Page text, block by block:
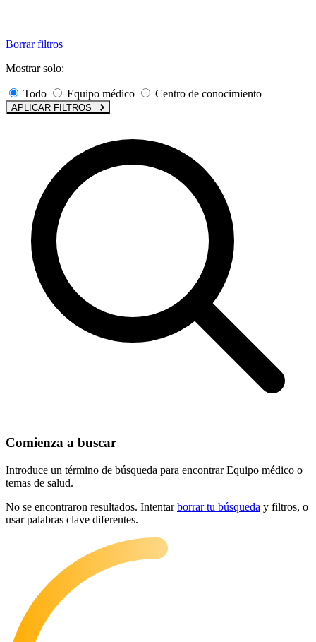
Borrar filtros
Mostrar solo:
Todo Equipo médico Centro de conocimiento
APLICAR FILTROS
Comienza a buscar
Introduce un término de búsqueda para encontrar Equipo médico o
temas de salud.
No se encontraron resultados. Intentarborrar tu búsqueda y filtros, o
usar palabras clave diferentes.